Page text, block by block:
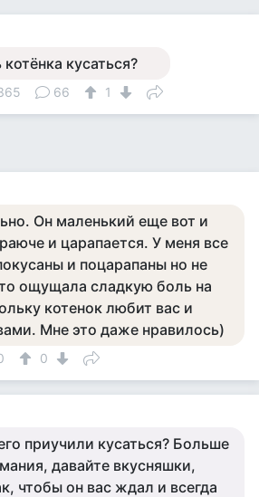
кусаться?
66 1
Он маленький еще вот и
и царапается. У меня все
и поцарапаны но не
ощущала сладкую боль на
котенок любит вас и
Мне это даже нравилось)
0
приучили кусаться? Больше
давайте вкусняшки,
чтобы он вас ждал и всегда